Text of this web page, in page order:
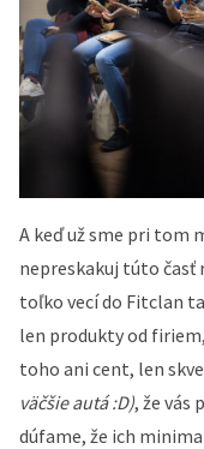
A keď už sme pri tom
nepreskakuj túto časť
toľko vecí do Fitclan
len produkty od
toho ani cent, len
väčšie autá :D), že vás
dúfame, že ich